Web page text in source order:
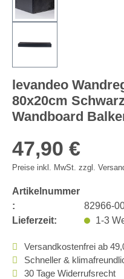
levandeo
80x20cm
Wandboard
47,90 €
Preise inkl. MwSt. zzgl.
Artikelnummer
:
82966-
Lieferzeit:
1-3
Versandkostenfrei ab
Schneller &
30 Tage Widerrufsrecht